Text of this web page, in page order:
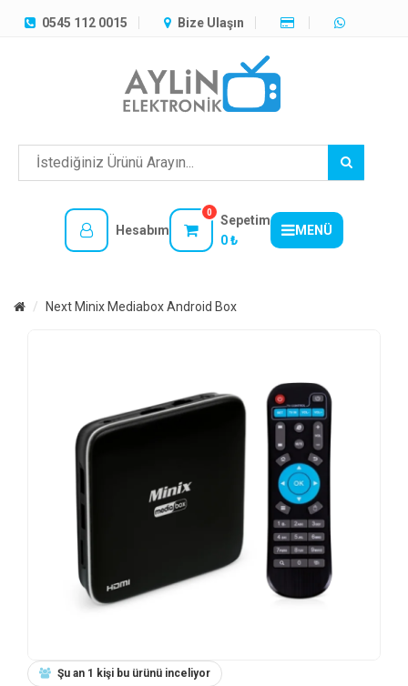
0545 112 0015 Bize Ulaşın
Hesabım
0
Sepetim
0 ₺
MENÜ
TÜM
Next Minix Mediabox Android Box
Şu an 1 kişi bu ürünü inceliyor